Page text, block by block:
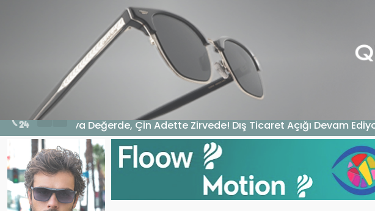
EKONOMI MAGAZIN
6 Ağustos 2026 - 17:11
Hangi havada hangi renk gözlük kullanılmalı?